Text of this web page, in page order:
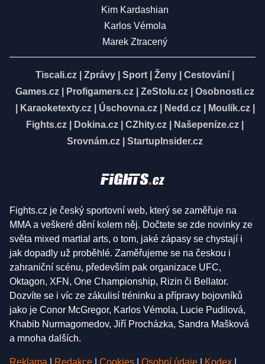
Kim Kardashian
Karlos Vémola
Marek Ztracený
Tiscali.cz Zprávy Sport Ženy Cestování
Games.cz
Profigamers.cz ZeStolu.cz
Osobnosti.cz
Karaoketexty.cz| Úschovna.cz| Nedd.cz| Moulík.cz|
Fights.cz
Dokina.cz CZhity.cz Našepeníze.cz
Srovnám.cz
StartupInsider.cz
Fights.cz je český sportovní web, který se zaměřuje na
MMA a veškeré dění kolem něj. Dočtete se zde novinky ze
světa mixed martial arts, o tom, jaké zápasy se chystají i
jak dopadly už proběhlé. Zaměřujeme se na českou i
zahraniční scénu, především pak organizace UFC,
Oktagon, XFN, One Championship, Rizin či Bellator.
Dozvíte se i víc ze zákulisí tréninku a přípravy bojovníků
jako je Conor McGregor, Karlos Vémola, Lucie Pudilová,
Khabib Nurmagomedov, Jiří Procházka, Sandra Mašková
a mnoha dalších.
Reklama Redakce Cookies Osobní údaje Kodex